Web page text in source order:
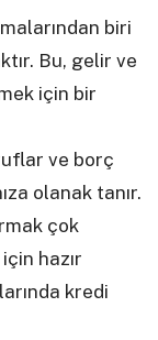
biri
Bu, gelir ve
için bir
ve borç
olanak tanır.
çok
hazır
kredi